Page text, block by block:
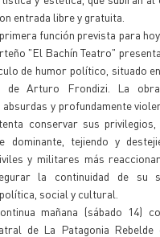
entrada libre y gratuita.
función prevista para hoy
"El Bachín Teatro"
de humor político, situado
de Arturo Frondizi. La
y profundamente
conservar sus
dominante, tejiendo y
y militares más
la continuidad de su
social y cultural.
mañana (sábado 14)
de La Patagonia Rebelde